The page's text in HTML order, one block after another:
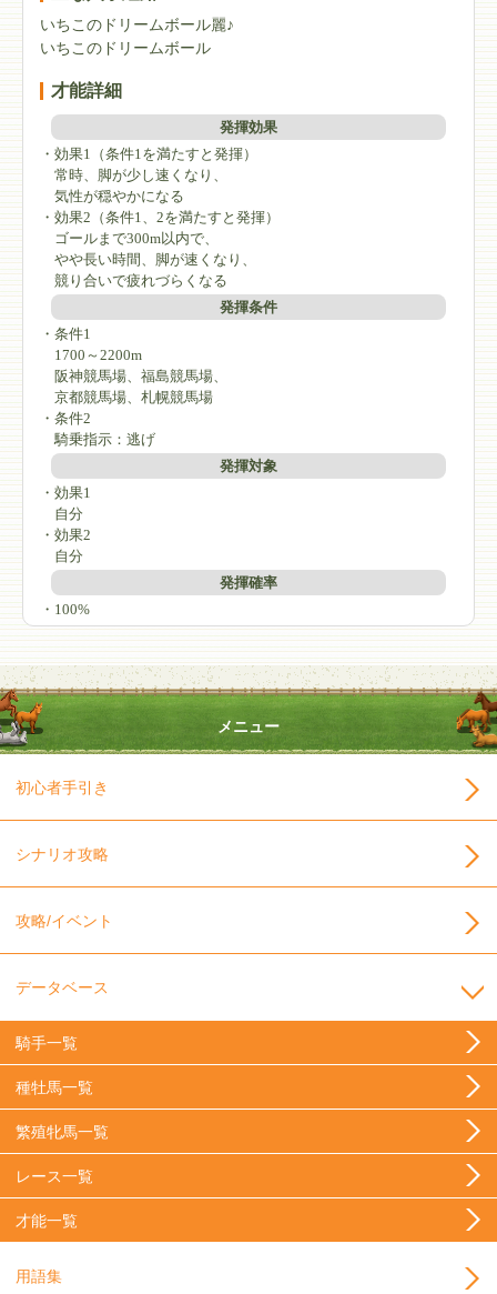
いちこのドリームボール麗♪
いちこのドリームボール
才能詳細
発揮効果
・効果1（条件1を満たすと発揮）
常時、脚が少し速くなり、
気性が穏やかになる
・効果2（条件1、2を満たすと発揮）
ゴールまで300m以内で、
やや長い時間、脚が速くなり、
競り合いで疲れづらくなる
発揮条件
・条件1
1700～2200m
阪神競馬場、福島競馬場、
京都競馬場、札幌競馬場
・条件2
騎乗指示：逃げ
発揮対象
・効果1
自分
・効果2
自分
発揮確率
・100%
メニュー
初心者手引き
シナリオ攻略
攻略/イベント
データベース
騎手一覧
種牡馬一覧
繁殖牝馬一覧
レース一覧
才能一覧
用語集